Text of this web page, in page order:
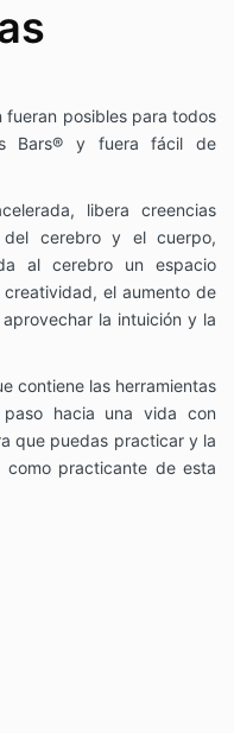
fueran posibles para todos
Bars® y fuera fácil de
libera creencias
del cerebro y el cuerpo,
al cerebro un espacio
el aumento de
la intuición y la
contiene las herramientas
hacia una vida con
que puedas practicar y la
practicante de esta